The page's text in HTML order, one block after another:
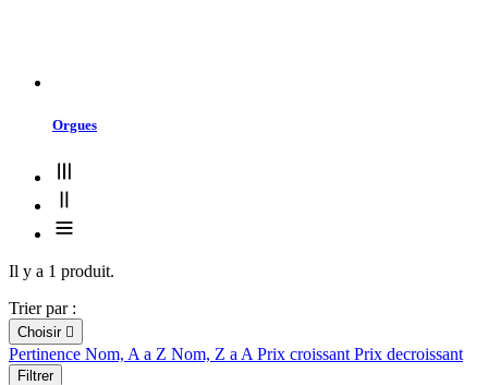
Orgues
Il y a 1 produit.
Trier par :
Choisir 
Pertinence Nom, A a Z Nom, Z a A Prix croissant Prix decroissant
Filtrer